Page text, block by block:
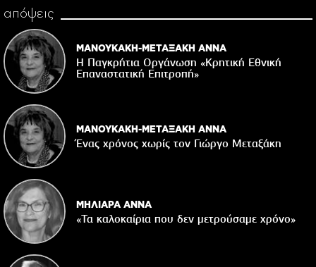
απόψεις
ΜΑΝΟΥΚΑΚΗ-ΜΕΤΑΞΑΚΗ ΑΝΝΑ
Η Παγκρήτια Οργάνωση «Κρητική Εθνική
Επαναστατική Eπιτροπή»
ΜΑΝΟΥΚΑΚΗ-ΜΕΤΑΞΑΚΗ ΑΝΝΑ
Ένας χρόνος χωρίς τον Γιώργο Μεταξάκη
ΜΗΛΙΑΡΑ ΑΝΝΑ
«Τα καλοκαίρια που δεν μετρούσαμε χρόνο»